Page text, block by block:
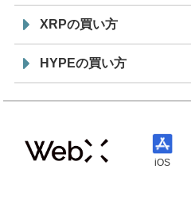
XRPの買い方
HYPEの買い方
iOS